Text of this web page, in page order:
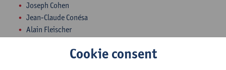
Joseph Cohen
Jean-Claude Conésa
Alain Fleischer
Cookie consent